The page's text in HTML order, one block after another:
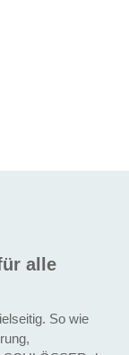
alle
So wie